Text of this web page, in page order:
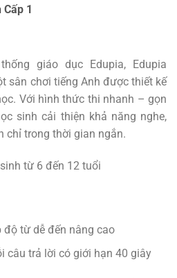
1
giáo dục Edupia, Edupia
sân chơi tiếng Anh được thiết kế
Với hình thức thi nhanh – gọn
sinh cải thiện khả năng nghe,
chỉ trong thời gian ngắn.
từ 6 đến 12 tuổi
từ dễ đến nâng cao
câu trả lời có giới hạn 40 giây